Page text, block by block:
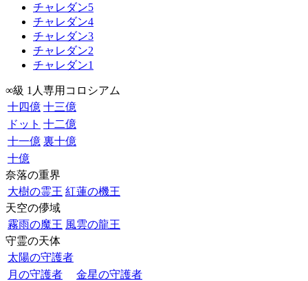
チャレダン5
チャレダン4
チャレダン3
チャレダン2
チャレダン1
∞級 1人専用コロシアム
十四億 十三億
ドット 十二億
十一億 裏十億
十億
奈落の重界
大樹の霊王 紅蓮の機王
天空の儚域
霧雨の魔王 風雲の龍王
守霊の天体
太陽の守護者
月の守護者
金星の守護者